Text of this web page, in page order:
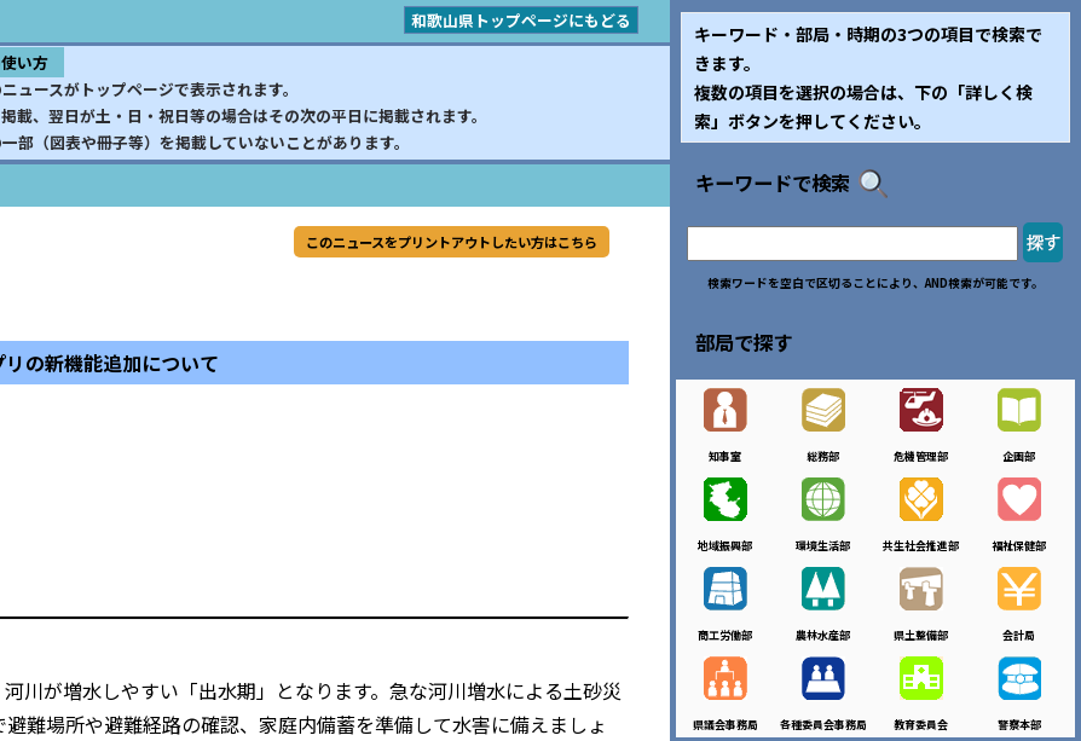
和歌山県トップページにもどる
い方
ュースがトップページで表示されます。
載、翌日が土・日・祝日等の場合はその次の平日に掲載されます。
部（図表や冊子等）を掲載していないことがあります。
このニュースをプリントアウトしたい方はこちら
の新機能追加について
川が増水しやすい「出水期」となります。急な河川増水による土砂災
難場所や避難経路の確認、家庭内備蓄を準備して水害に備えましょ
キーワード・部局・時期の3つの項目で検索で
きます。
複数の項目を選択の場合は、下の「詳しく検
索」ボタンを押してください。
キーワードで検索
検索ワードを空白で区切ることにより、AND検索が可能です。
部局で探す
知事室 総務部 危機管理部 企画部
地域振興部 環境生活部 共生社会推進部 福祉保健部
商工労働部 農林水産部 県土整備部 会計局
県議会事務局 各種委員会事務局 教育委員会 警察本部